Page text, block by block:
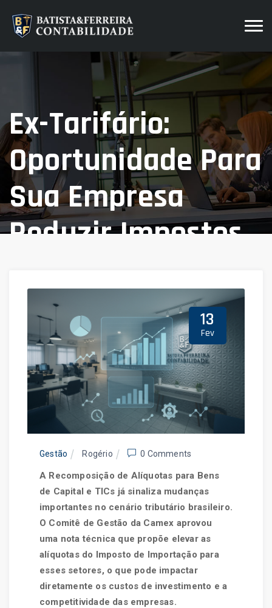
Ex-Tarifário:
Oportunidade Para
Sua Empresa
Reduzir Impostos
13
Fev
Gestão Rogério 0 Comments
A Recomposição de Alíquotas para Bens
de Capital e TICs já sinaliza mudanças
importantes no cenário tributário brasileiro.
O Comitê de Gestão da Camex aprovou
uma nota técnica que propõe elevar as
alíquotas do Imposto de Importação para
esses setores, o que pode impactar
diretamente os custos de investimento e a
competitividade das empresas.